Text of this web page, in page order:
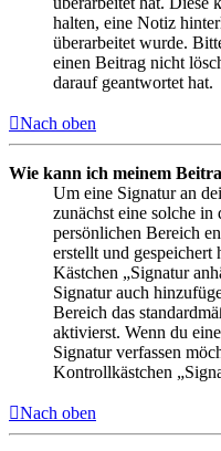
halten, eine Notiz
überarbeitet wurde.
einen Beitrag nicht
darauf geantwortet hat.
Nach oben
Wie kann ich meinem
Um eine Signatur an
zunächst eine solche
persönlichen Bereich
erstellt und gespeichert
Kästchen „Signatur
Signatur auch
Bereich das
aktivierst. Wenn du
Signatur verfassen
Kontrollkästchen
Nach oben